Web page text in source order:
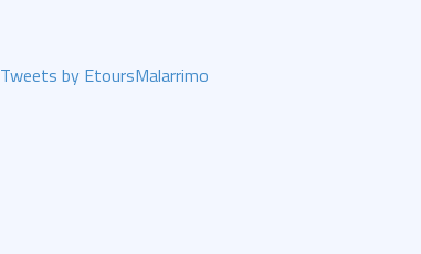
Tweets by EtoursMalarrimo